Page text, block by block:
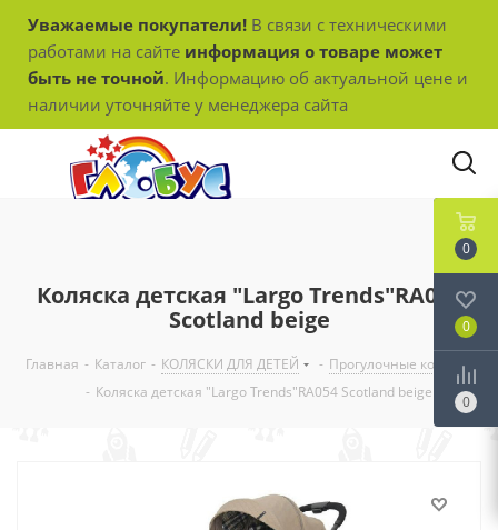
Уважаемые покупатели! В связи с техническими
работами на сайте информация о товаре может
быть не точной. Информацию об актуальной цене и
наличии уточняйте у менеджера сайта
Коляска детская "Largo Trends"RA054
Scotland beige
Главная - Каталог - КОЛЯСКИ ДЛЯ ДЕТЕЙ - Прогулочные коляски
- Коляска детская "Largo Trends"RA054 Scotland beige
0
0
0